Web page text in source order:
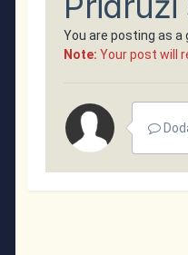
You are posting as a
Note: Your post will